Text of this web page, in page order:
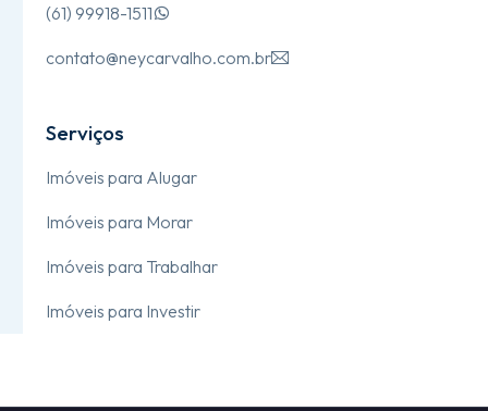

(61) 99918-1511

contato@neycarvalho.com.br
Serviços
Imóveis para Alugar
Imóveis para Morar
Imóveis para Trabalhar
Imóveis para Investir